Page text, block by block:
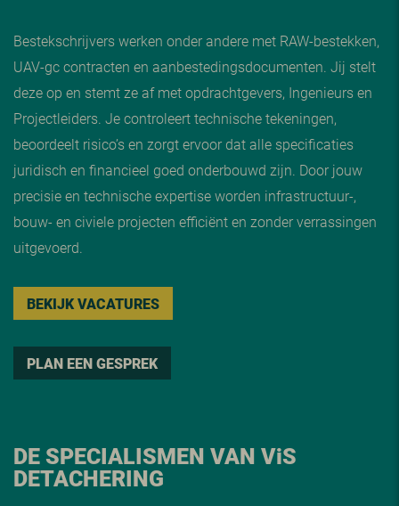
Bestekschrijvers werken onder andere met RAW-bestekken,
UAV-gc contracten en aanbestedingsdocumenten. Jij stelt
deze op en stemt ze af met opdrachtgevers, Ingenieurs en
Projectleiders. Je controleert technische tekeningen,
beoordeelt risico’s en zorgt ervoor dat alle specificaties
juridisch en financieel goed onderbouwd zijn. Door jouw
precisie en technische expertise worden infrastructuur-,
bouw- en civiele projecten efficiënt en zonder verrassingen
uitgevoerd.
BEKIJK VACATURES
PLAN EEN GESPREK
DE SPECIALISMEN VAN ViS
DETACHERING